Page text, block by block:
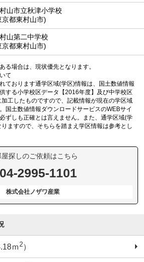
山市立秋津小学校
京都東村山市)
山第二中学校
京都東村山市)
る場合は、現状優先となります。
て
ております通学区域(学区)情報は、国土数値情報
する小学校区データ【2016年度】及び中学校区
工したものですので、記載情報が現在の学区域
国土数値情報ダウンロードサービスのWEBサイ
ずしも正確とは言えません。また、通学区域(学
ますので、そちらを踏まえ学区情報は参考とし
屋探しのご依頼はこちら
04-2995-1101
株式会社ノザワ産業
ｍ2）